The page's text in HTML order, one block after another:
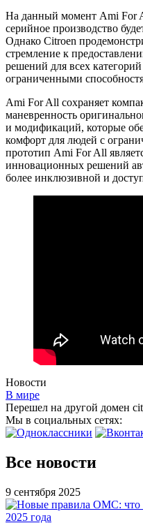
На данный момент Ami For
серийное производство
Однако Citroen
стремление к
решений для всех
ограниченными
Ami For All сохраняет
маневренность
и модификаций, которые
комфорт для людей с
прототип Ami For All
инновационных решений
более инклюзивной и
Новости
В мире
Перешел на другой домен
Мы в социальных сетях:
Все новости
9 сентября 2025